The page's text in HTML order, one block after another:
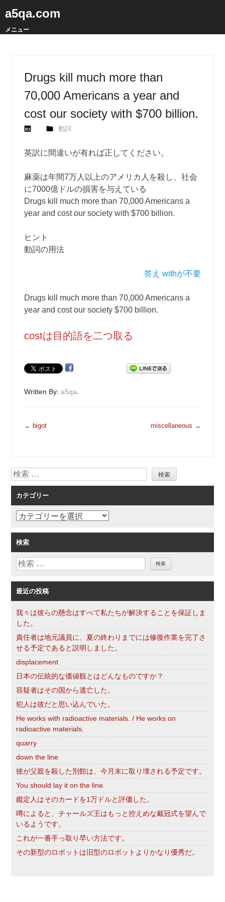
a5qa.com
メニュー
Drugs kill much more than
70,000 Americans a year and
cost our society with $700 billion.
動詞
英訳に間違いが有れば正してください。
麻薬は年間7万人以上のアメリカ人を殺し、社会
に7000億ドルの損害を与えている
Drugs kill much more than 70,000 Americans a
year and cost our society with $700 billion.
ヒント
動詞の用法
答え withが不要
Drugs kill much more than 70,000 Americans a
year and cost our society $700 billion.
costは目的語を二つ取る
Written By:a5qa.
投
ゲ
ー
シ
ョ
ン
← bigot miscellaneous →
検
索
カテゴリー
カ
ゴ
リ
ー
検索
検
最近の投稿
我々は彼らの懸念はすべて私たちが解決することを保証しま
した。
責任者は地元議員に、夏の終わりまでには修復作業を完了さ
せる予定であると説明しました。
displacement
日本の伝統的な価値観とはどんなものですか？
容疑者はその国から逃亡した。
犯人は彼だと思い込んでいた。
He works with radioactive materials. / He works on
radioactive materials.
quarry
down the line
彼が父親を殺した別館は、今月末に取り壊される予定です。
You should lay it on the line.
鑑定人はそのカードを1万ドルと評価した。
噂によると、チャールズ王はもっと控えめな戴冠式を望んで
いるようです。
これが一番手っ取り早い方法です。
その新型のロボットは旧型のロボットよりかなり優秀だ。